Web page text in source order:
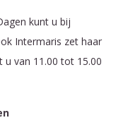
kunt u bij
Intermaris zet haar
u van 11.00 tot 15.00